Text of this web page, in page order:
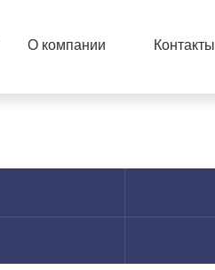
О компании Контакты